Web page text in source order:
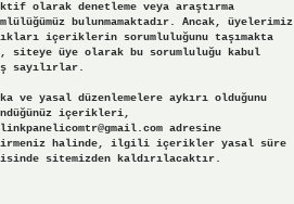
olarak denetleme veya araştırma
bulunmamaktadır. Ancak, üyelerimiz
içeriklerin sorumluluğunu taşımakta
siteye üye olarak bu sorumluluğu kabul
sayılırlar.
ve yasal düzenlemelere aykırı olduğunu
içerikleri,
adresine
halinde, ilgili içerikler yasal süre
sitemizden kaldırılacaktır.